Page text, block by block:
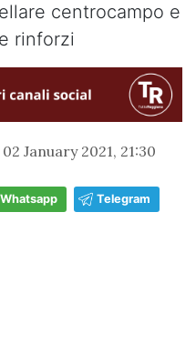
centrocampo e
rinforzi
02 January 2021, 21:30
Whatsapp Telegram